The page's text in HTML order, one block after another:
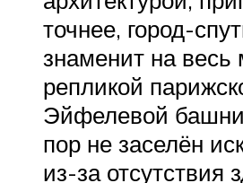
точнее, город-
знаменит на весь
репликой
Эйфелевой
пор не заселён
из-за отсутствия